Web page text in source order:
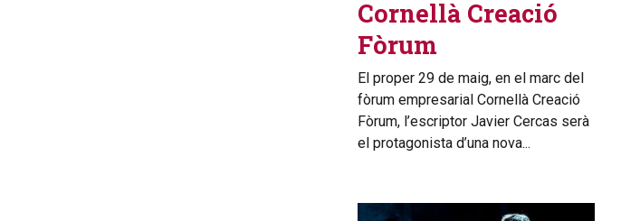
Cornellà Creació
Fòrum
El proper 29 de maig, en el marc del
fòrum empresarial Cornellà Creació
Fòrum, l’escriptor Javier Cercas serà
el protagonista d’una nova...